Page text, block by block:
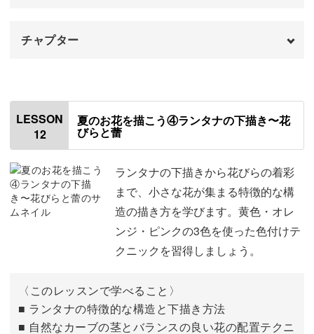
チャプター
ヒマワリの花芯を描く
ヒマワリを仕上げる
LESSON
12
夏のお花を描こう④ランタナの下描き〜花
びらと蕾
ランタナの下描きから花びらの着彩
まで、小さな花が集まる特徴的な構
造の描き方を学びます。黄色・オレ
ンジ・ピンクの3色を使った色付けテ
クニックを習得しましょう。
〈このレッスンで学べること〉
■ ランタナの特徴的な構造と下描き方法
■ 自然なカーブの茎とバランスの良い花の配置テクニ